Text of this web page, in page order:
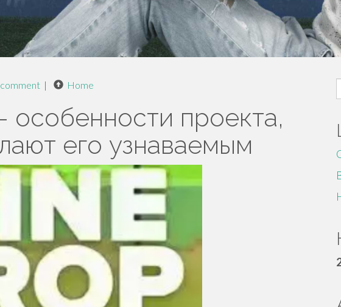
| Home
особенности проекта,
его узнаваемым